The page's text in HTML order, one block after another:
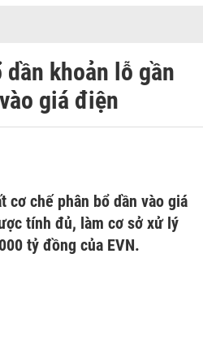
khoản lỗ gần
giá điện
cơ chế phân bổ dần vào giá
tính đủ, làm cơ sở xử lý
tỷ đồng của EVN.